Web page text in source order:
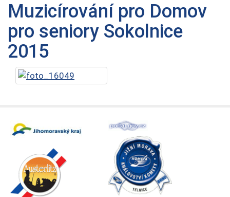
Muzicírování pro Domov
pro seniory Sokolnice
2015